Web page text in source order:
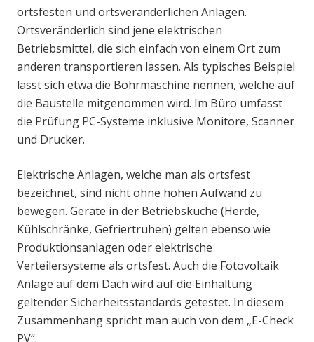
ortsfesten und ortsveränderlichen Anlagen.
Ortsveränderlich sind jene elektrischen
Betriebsmittel, die sich einfach von einem Ort zum
anderen transportieren lassen. Als typisches Beispiel
lässt sich etwa die Bohrmaschine nennen, welche auf
die Baustelle mitgenommen wird. Im Büro umfasst
die Prüfung PC-Systeme inklusive Monitore, Scanner
und Drucker.
Elektrische Anlagen, welche man als ortsfest
bezeichnet, sind nicht ohne hohen Aufwand zu
bewegen. Geräte in der Betriebsküche (Herde,
Kühlschränke, Gefriertruhen) gelten ebenso wie
Produktionsanlagen oder elektrische
Verteilersysteme als ortsfest. Auch die Fotovoltaik
Anlage auf dem Dach wird auf die Einhaltung
geltender Sicherheitsstandards getestet. In diesem
Zusammenhang spricht man auch von dem „E-Check
PV“.